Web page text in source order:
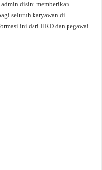
admin disini memberikan
seluruh karyawan di
ini dari HRD dan pegawai